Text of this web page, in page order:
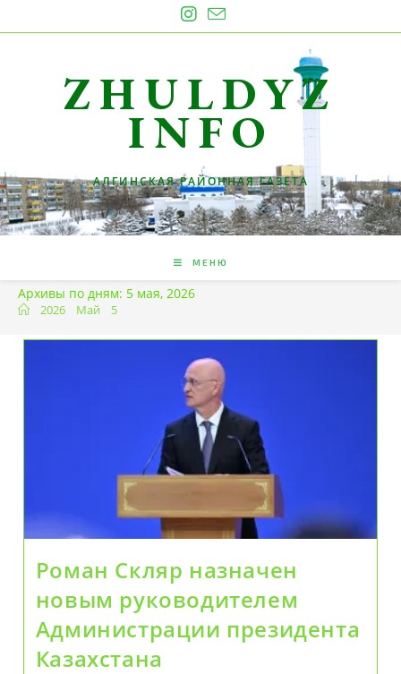
к
ZHULDYZ
INFO
АЛГИНСКАЯ РАЙОННАЯ ГАЗЕТА
МЕНЮ
Архивы по дням: 5 мая, 2026
2026 Май 5
Роман Скляр назначен
новым руководителем
Администрации президента
Казахстана